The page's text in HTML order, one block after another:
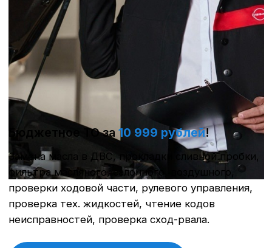
Выявляет скрытые ошибки, обновляет
прошивки при необходимости и обеспечивает
Диагностика всех электронных